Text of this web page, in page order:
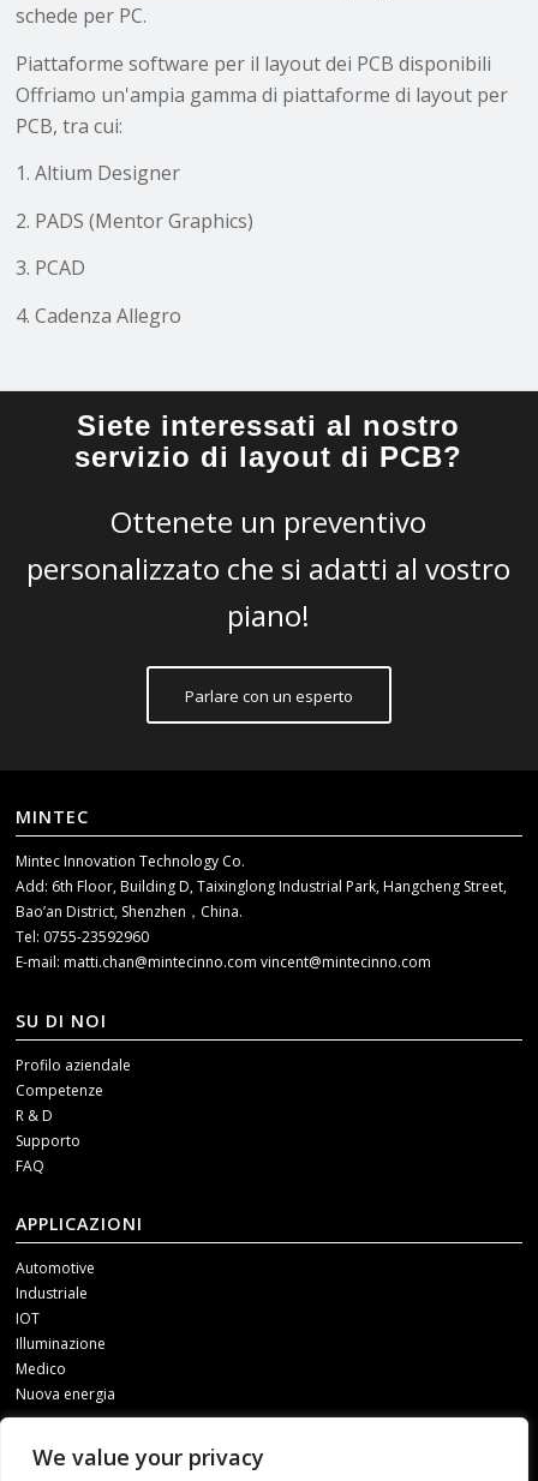
We value your privacy
schede per PC.
Piattaforme software per il layout dei PCB disponibili
Offriamo un'ampia gamma di piattaforme di layout per
PCB, tra cui:
1. Altium Designer
2. PADS (Mentor Graphics)
3. PCAD
4. Cadenza Allegro
Siete interessati al nostro
servizio di layout di PCB?
Ottenete un preventivo
personalizzato che si adatti al vostro
piano!
Parlare con un esperto
MINTEC
Mintec Innovation Technology Co.
Add: 6th Floor, Building D, Taixinglong Industrial Park, Hangcheng Street,
Bao’an District, Shenzhen，China.
Tel: 0755-23592960
E-mail:matti.chan@mintecinno.comvincent@mintecinno.com
SU DI NOI
Profilo aziendale
Competenze
R & D
Supporto
FAQ
APPLICAZIONI
Automotive
Industriale
IOT
Illuminazione
Medico
Nuova energia
SOCIAL MEDIA